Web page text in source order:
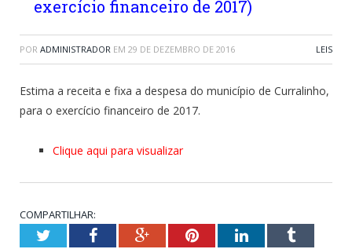
exercício financeiro de 2017)
POR ADMINISTRADOR EM 29 DE DEZEMBRO DE 2016 LEIS
Estima a receita e fixa a despesa do município de Curralinho,
para o exercício financeiro de 2017.
Clique aqui para visualizar
COMPARTILHAR:
TwitterFacebookGoogle+PinterestLinkedInTumblr